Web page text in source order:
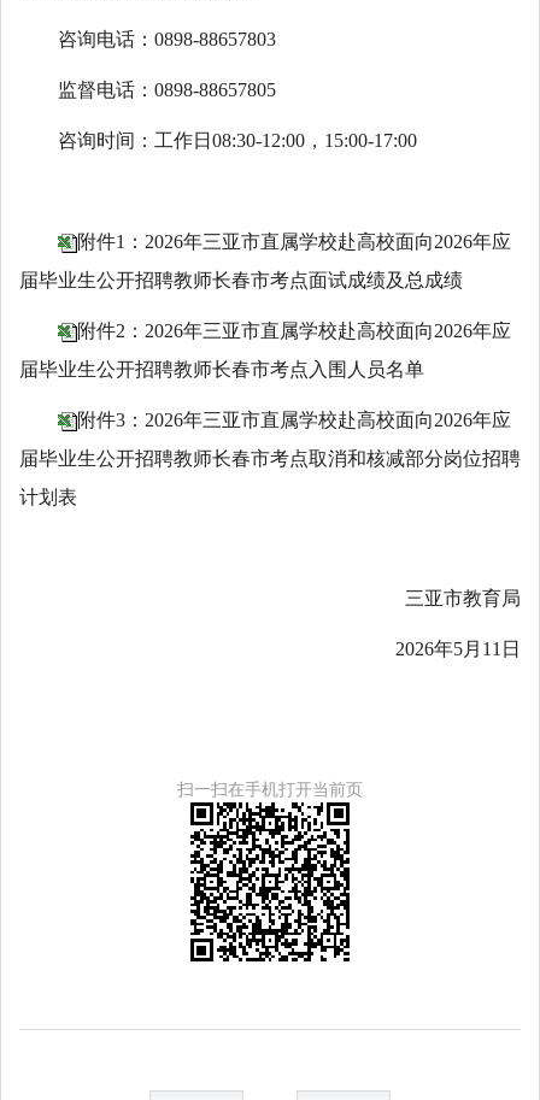
咨询电话：0898-88657803
监督电话：0898-88657805
咨询时间：工作日08:30-12:00，15:00-17:00
附件1：2026年三亚市直属学校赴高校面向2026年应
届毕业生公开招聘教师长春市考点面试成绩及总成绩
附件2：2026年三亚市直属学校赴高校面向2026年应
届毕业生公开招聘教师长春市考点入围人员名单
附件3：2026年三亚市直属学校赴高校面向2026年应
届毕业生公开招聘教师长春市考点取消和核减部分岗位招聘
计划表
三亚市教育局
2026年5月11日
扫一扫在手机打开当前页